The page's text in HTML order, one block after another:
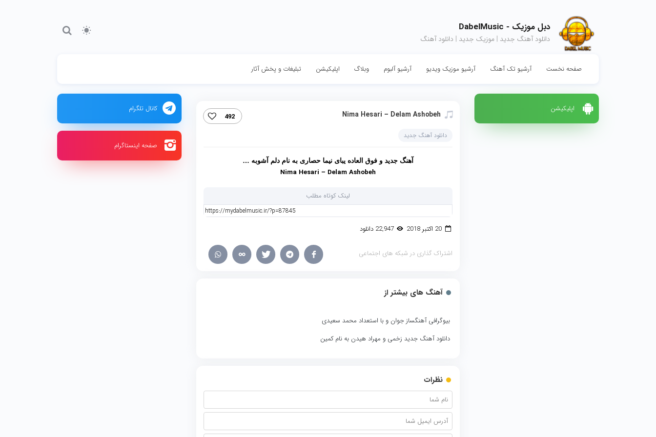
دبل موزیک - DabelMusic
دانلود آهنگ جدید | موزیک جدید | دانلود آهنگ
صفحه نخست آرشیو تک آهنگ آرشیو موزیک ویدیو آرشیو آلبوم وبلاگ اپلیکیشن تبلیغات و پخش آثار
اپلیکیشن
Nima Hesari – Delam Ashobeh
492
دانلود آهنگ جدید
آهنگ جدید و فوق العاده یبای نیما حصاری به نام دلم آشوبه …
Nima Hesari – Delam Ashobeh
لینک کوتاه مطلب
20 اکتبر 2018 22,947 دانلود
اشتراک گذاری در شبکه های اجتماعی
آهنگ های بیشتر از
بیوگرافی آهنگساز جوان و با استعداد محمد سعیدی
دانلود آهنگ جدید زخمی و مهراد هیدن به نام کمین
نظرات
کانال تلگرام
صفحه اینستاگرام